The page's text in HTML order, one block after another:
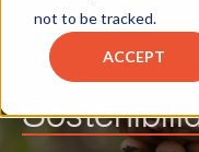
not to be tracked.
ACCEPT